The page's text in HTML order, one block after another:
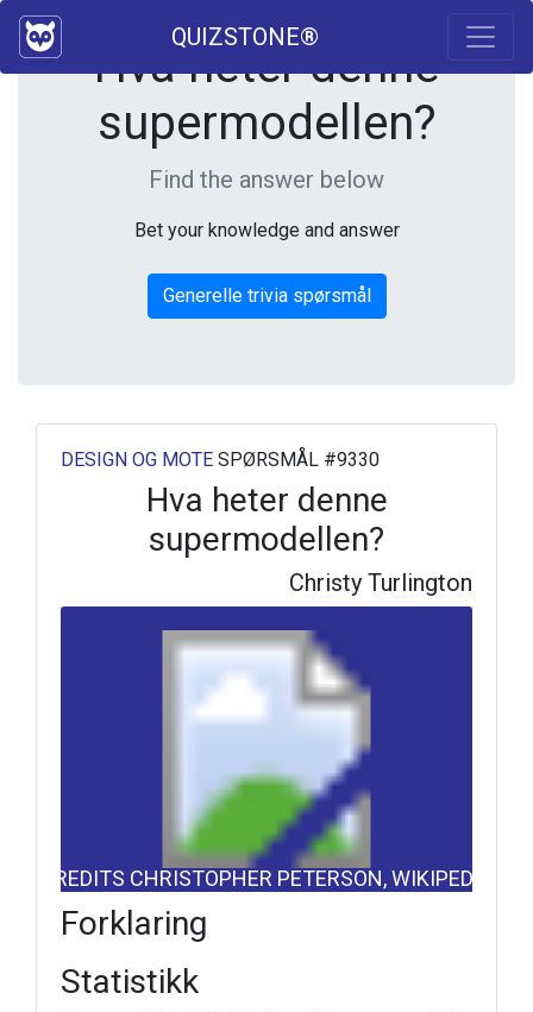
QUIZSTONE®
Hva heter denne
supermodellen?
Find the answer below
Bet your knowledge and answer
Generelle trivia spørsmål
DESIGN OG MOTE SPØRSMÅL #9330
Hva heter denne
supermodellen?
Christy Turlington
CREDITS CHRISTOPHER PETERSON, WIKIPEDIA
Forklaring
Statistikk